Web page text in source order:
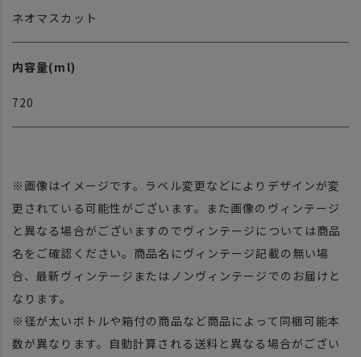
ネオマスカット
内容量(ml)
720
※画像はイメージです。ラベル変更などによりデザインが変
更されている可能性がございます。また画像のヴィンテージ
と異なる場合がございますのでヴィンテージについては商品
名をご確認ください。商品名にヴィンテージ記載の無い場
合、最新ヴィンテージまたはノンヴィンテージでのお届けと
なります。
※径が太いボトルや箱付の商品など商品によって同梱可能本
数が異なります。自動計算される送料と異なる場合がござい